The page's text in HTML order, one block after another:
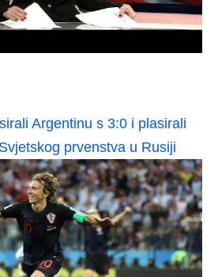
Argentinu s 3:0 i plasirali
prvenstva u Rusiji